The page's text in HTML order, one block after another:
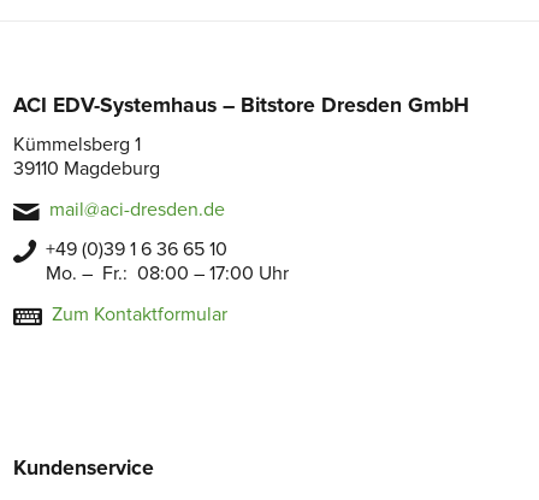
ACI EDV-Systemhaus – Bitstore Dresden GmbH
Kümmelsberg 1
39110 Magdeburg
mail@aci-dresden.de
+49 (0)39 1 6 36 65 10
Mo. – Fr.: 08:00 – 17:00 Uhr
Zum Kontaktformular
Kundenservice